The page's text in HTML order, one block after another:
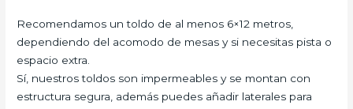
Recomendamos un toldo de al menos 6×12 metros,
dependiendo del acomodo de mesas y si necesitas pista o
espacio extra.
Sí, nuestros toldos son impermeables y se montan con
estructura segura, además puedes añadir laterales para